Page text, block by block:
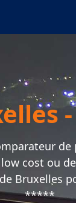
cost ou
Bruxelles
*****